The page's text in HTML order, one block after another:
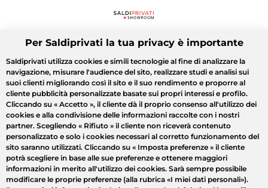
Per Saldiprivati la tua privacy è importante
Saldiprivati utilizza cookies e simili tecnologie al fine di analizzare la
navigazione, misurare l'audience del sito, realizzare studi e analisi sui
suoi clienti migliorando così il sito e il suo rendimento e proporre al
cliente pubblicità personalizzate basate sui propri interessi e profilo.
Cliccando su « Accetto », il cliente dà il proprio consenso all'utilizzo dei
cookies e alla condivisione delle informazioni raccolte con i nostri
partner. Scegliendo « Rifiuto » il cliente non riceverà contenuto
personalizzato e solo i cookies necessari al corretto funzionamento del
sito saranno utilizzati. Cliccando su « Imposta preferenze » il cliente
potrà scegliere in base alle sue preferenze e ottenere maggiori
informazioni in merito all'utilizzo dei cookies. Sarà sempre possibile
modificare le proprie preferenze (alla rubrica «I miei dati personali»).